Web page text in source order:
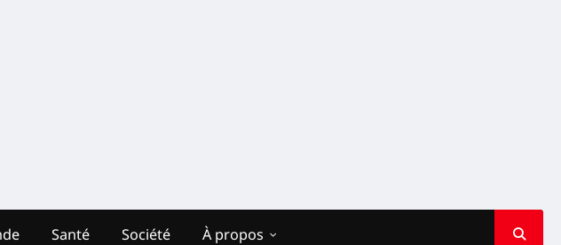
Santé Société À propos